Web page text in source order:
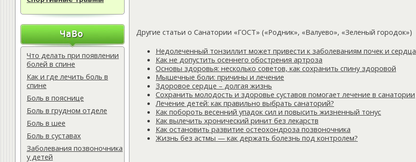
Что делать при появлении
болей в спине
Как и где лечить боль в
спине
Боль в пояснице
Боль в грудном отделе
Боль в шее
Боль в суставах
Заболевания позвоночника
у детей
Другие статьи о Санатории «ГОСТ» («Родник», «Валуево», «Зеленый городок»)
Недолеченный тонзиллит может привести к заболеваниям почек и сердца
Как не допустить осеннего обострения артроза
Основы здоровья: несколько советов, как сохранить спину здоровой
Мышечные боли: причины и лечение
Здоровое сердце – долгая жизнь
Сохранить молодость и здоровье суставов помогает лечение в санатории
Лечение детей: как правильно выбрать санаторий?
Как побороть весенний упадок сил и повысить жизненный тонус
Как вылечить хронический ринит без лекарств
Как остановить развитие остеохондроза позвоночника
Жизнь без астмы — как держать болезнь под контролем?